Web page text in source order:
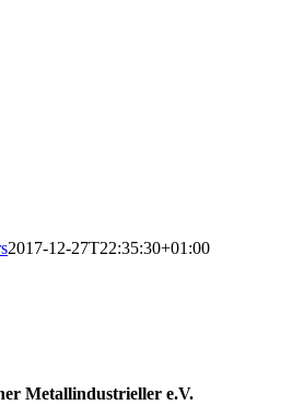
2017-12-27T22:35:30+01:00
Metallindustrieller e.V.